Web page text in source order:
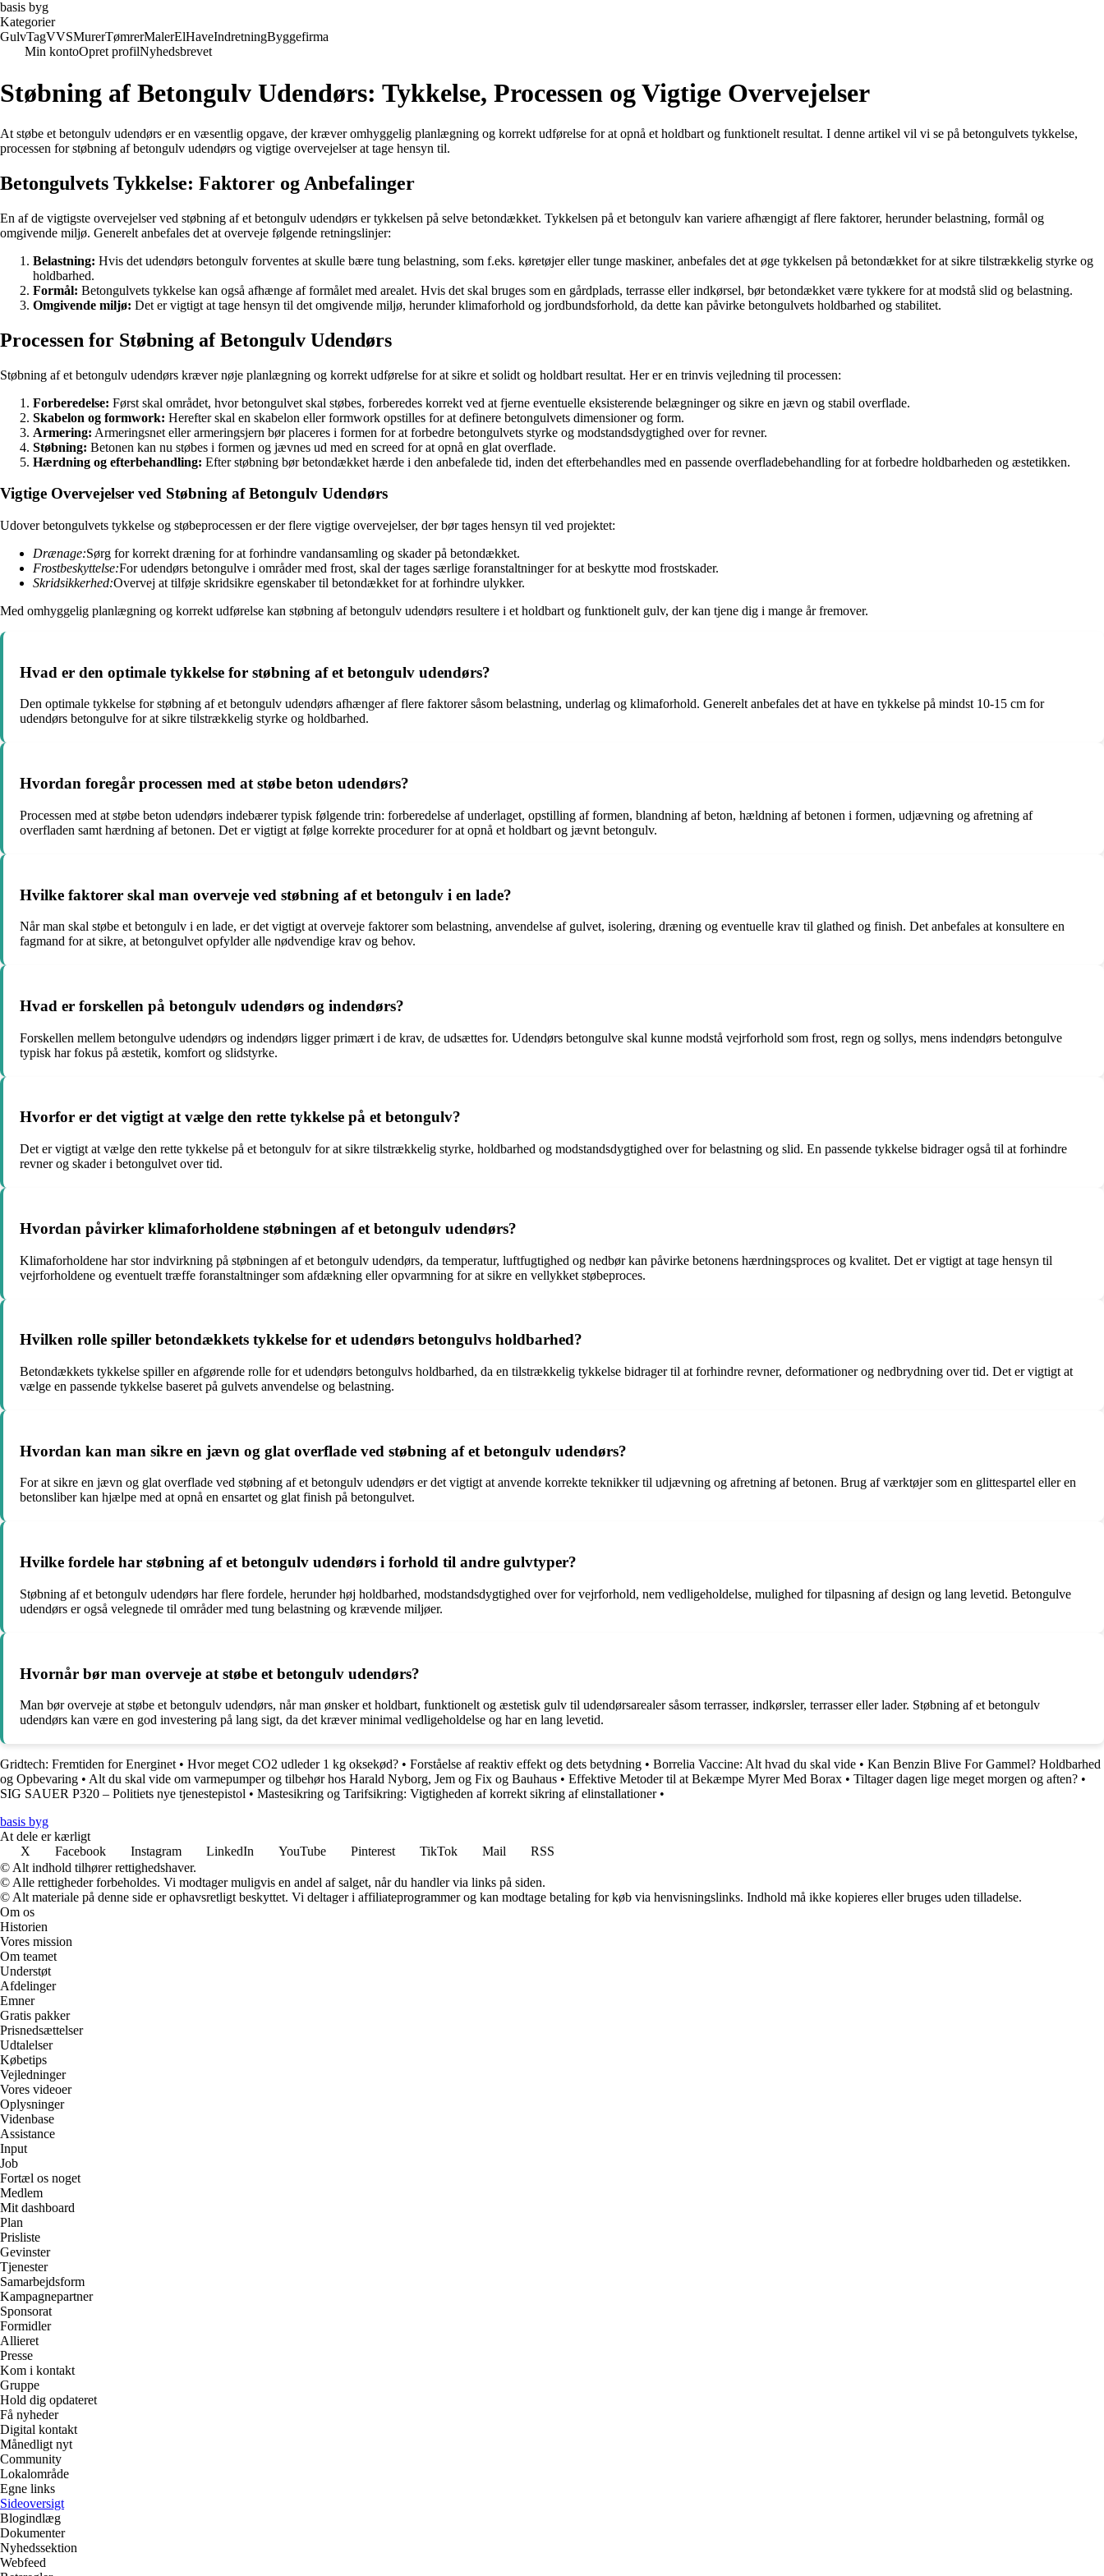
basis byg
Kategorier
GulvTagVVSMurerTømrerMalerElHaveIndretningByggefirma
Min kontoOpret profilNyhedsbrevet
Støbning af Betongulv Udendørs: Tykkelse, Processen og Vigtige Overvejelser
At støbe et betongulv udendørs er en væsentlig opgave, der kræver omhyggelig planlægning og korrekt udførelse for at opnå et holdbart og funktionelt resultat. I denne artikel vil vi se på betongulvets tykkelse,
processen for støbning af betongulv udendørs og vigtige overvejelser at tage hensyn til.
Betongulvets Tykkelse: Faktorer og Anbefalinger
En af de vigtigste overvejelser ved støbning af et betongulv udendørs er tykkelsen på selve betondækket. Tykkelsen på et betongulv kan variere afhængigt af flere faktorer, herunder belastning, formål og
omgivende miljø. Generelt anbefales det at overveje følgende retningslinjer:
Belastning: Hvis det udendørs betongulv forventes at skulle bære tung belastning, som f.eks. køretøjer eller tunge maskiner, anbefales det at øge tykkelsen på betondækket for at sikre tilstrækkelig styrke og
holdbarhed.
Formål: Betongulvets tykkelse kan også afhænge af formålet med arealet. Hvis det skal bruges som en gårdplads, terrasse eller indkørsel, bør betondækket være tykkere for at modstå slid og belastning.
Omgivende miljø: Det er vigtigt at tage hensyn til det omgivende miljø, herunder klimaforhold og jordbundsforhold, da dette kan påvirke betongulvets holdbarhed og stabilitet.
Processen for Støbning af Betongulv Udendørs
Støbning af et betongulv udendørs kræver nøje planlægning og korrekt udførelse for at sikre et solidt og holdbart resultat. Her er en trinvis vejledning til processen:
Forberedelse: Først skal området, hvor betongulvet skal støbes, forberedes korrekt ved at fjerne eventuelle eksisterende belægninger og sikre en jævn og stabil overflade.
Skabelon og formwork: Herefter skal en skabelon eller formwork opstilles for at definere betongulvets dimensioner og form.
Armering: Armeringsnet eller armeringsjern bør placeres i formen for at forbedre betongulvets styrke og modstandsdygtighed over for revner.
Støbning: Betonen kan nu støbes i formen og jævnes ud med en screed for at opnå en glat overflade.
Hærdning og efterbehandling: Efter støbning bør betondækket hærde i den anbefalede tid, inden det efterbehandles med en passende overfladebehandling for at forbedre holdbarheden og æstetikken.
Vigtige Overvejelser ved Støbning af Betongulv Udendørs
Udover betongulvets tykkelse og støbeprocessen er der flere vigtige overvejelser, der bør tages hensyn til ved projektet:
Drænage:Sørg for korrekt dræning for at forhindre vandansamling og skader på betondækket.
Frostbeskyttelse:For udendørs betongulve i områder med frost, skal der tages særlige foranstaltninger for at beskytte mod frostskader.
Skridsikkerhed:Overvej at tilføje skridsikre egenskaber til betondækket for at forhindre ulykker.
Med omhyggelig planlægning og korrekt udførelse kan støbning af betongulv udendørs resultere i et holdbart og funktionelt gulv, der kan tjene dig i mange år fremover.
Hvad er den optimale tykkelse for støbning af et betongulv udendørs?
Den optimale tykkelse for støbning af et betongulv udendørs afhænger af flere faktorer såsom belastning, underlag og klimaforhold. Generelt anbefales det at have en tykkelse på mindst 10-15 cm for
udendørs betongulve for at sikre tilstrækkelig styrke og holdbarhed.
Hvordan foregår processen med at støbe beton udendørs?
Processen med at støbe beton udendørs indebærer typisk følgende trin: forberedelse af underlaget, opstilling af formen, blandning af beton, hældning af betonen i formen, udjævning og afretning af
overfladen samt hærdning af betonen. Det er vigtigt at følge korrekte procedurer for at opnå et holdbart og jævnt betongulv.
Hvilke faktorer skal man overveje ved støbning af et betongulv i en lade?
Når man skal støbe et betongulv i en lade, er det vigtigt at overveje faktorer som belastning, anvendelse af gulvet, isolering, dræning og eventuelle krav til glathed og finish. Det anbefales at konsultere en
fagmand for at sikre, at betongulvet opfylder alle nødvendige krav og behov.
Hvad er forskellen på betongulv udendørs og indendørs?
Forskellen mellem betongulve udendørs og indendørs ligger primært i de krav, de udsættes for. Udendørs betongulve skal kunne modstå vejrforhold som frost, regn og sollys, mens indendørs betongulve
typisk har fokus på æstetik, komfort og slidstyrke.
Hvorfor er det vigtigt at vælge den rette tykkelse på et betongulv?
Det er vigtigt at vælge den rette tykkelse på et betongulv for at sikre tilstrækkelig styrke, holdbarhed og modstandsdygtighed over for belastning og slid. En passende tykkelse bidrager også til at forhindre
revner og skader i betongulvet over tid.
Hvordan påvirker klimaforholdene støbningen af et betongulv udendørs?
Klimaforholdene har stor indvirkning på støbningen af et betongulv udendørs, da temperatur, luftfugtighed og nedbør kan påvirke betonens hærdningsproces og kvalitet. Det er vigtigt at tage hensyn til
vejrforholdene og eventuelt træffe foranstaltninger som afdækning eller opvarmning for at sikre en vellykket støbeproces.
Hvilken rolle spiller betondækkets tykkelse for et udendørs betongulvs holdbarhed?
Betondækkets tykkelse spiller en afgørende rolle for et udendørs betongulvs holdbarhed, da en tilstrækkelig tykkelse bidrager til at forhindre revner, deformationer og nedbrydning over tid. Det er vigtigt at
vælge en passende tykkelse baseret på gulvets anvendelse og belastning.
Hvordan kan man sikre en jævn og glat overflade ved støbning af et betongulv udendørs?
For at sikre en jævn og glat overflade ved støbning af et betongulv udendørs er det vigtigt at anvende korrekte teknikker til udjævning og afretning af betonen. Brug af værktøjer som en glittespartel eller en
betonsliber kan hjælpe med at opnå en ensartet og glat finish på betongulvet.
Hvilke fordele har støbning af et betongulv udendørs i forhold til andre gulvtyper?
Støbning af et betongulv udendørs har flere fordele, herunder høj holdbarhed, modstandsdygtighed over for vejrforhold, nem vedligeholdelse, mulighed for tilpasning af design og lang levetid. Betongulve
udendørs er også velegnede til områder med tung belastning og krævende miljøer.
Hvornår bør man overveje at støbe et betongulv udendørs?
Man bør overveje at støbe et betongulv udendørs, når man ønsker et holdbart, funktionelt og æstetisk gulv til udendørsarealer såsom terrasser, indkørsler, terrasser eller lader. Støbning af et betongulv
udendørs kan være en god investering på lang sigt, da det kræver minimal vedligeholdelse og har en lang levetid.
Gridtech: Fremtiden for Energinet • Hvor meget CO2 udleder 1 kg oksekød? • Forståelse af reaktiv effekt og dets betydning • Borrelia Vaccine: Alt hvad du skal vide • Kan Benzin Blive For Gammel? Holdbarhed
og Opbevaring • Alt du skal vide om varmepumper og tilbehør hos Harald Nyborg, Jem og Fix og Bauhaus • Effektive Metoder til at Bekæmpe Myrer Med Borax • Tiltager dagen lige meget morgen og aften? •
SIG SAUER P320 – Politiets nye tjenestepistol • Mastesikring og Tarifsikring: Vigtigheden af korrekt sikring af elinstallationer•
basis byg
At dele er kærligt
X
Facebook Instagram LinkedIn YouTube Pinterest TikTok Mail
RSS
© Alt indhold tilhører rettighedshaver.
© Alle rettigheder forbeholdes. Vi modtager muligvis en andel af salget, når du handler via links på siden.
© Alt materiale på denne side er ophavsretligt beskyttet. Vi deltager i affiliateprogrammer og kan modtage betaling for køb via henvisningslinks. Indhold må ikke kopieres eller bruges uden tilladelse.
Om os
Historien
Vores mission
Om teamet
Understøt
Afdelinger
Emner
Gratis pakker
Prisnedsættelser
Udtalelser
Købetips
Vejledninger
Vores videoer
Oplysninger
Videnbase
Assistance
Input
Job
Fortæl os noget
Medlem
Mit dashboard
Plan
Prisliste
Gevinster
Tjenester
Samarbejdsform
Kampagnepartner
Sponsorat
Formidler
Allieret
Presse
Kom i kontakt
Gruppe
Hold dig opdateret
Få nyheder
Digital kontakt
Månedligt nyt
Community
Lokalområde
Egne links
Sideoversigt
Blogindlæg
Dokumenter
Nyhedssektion
Webfeed